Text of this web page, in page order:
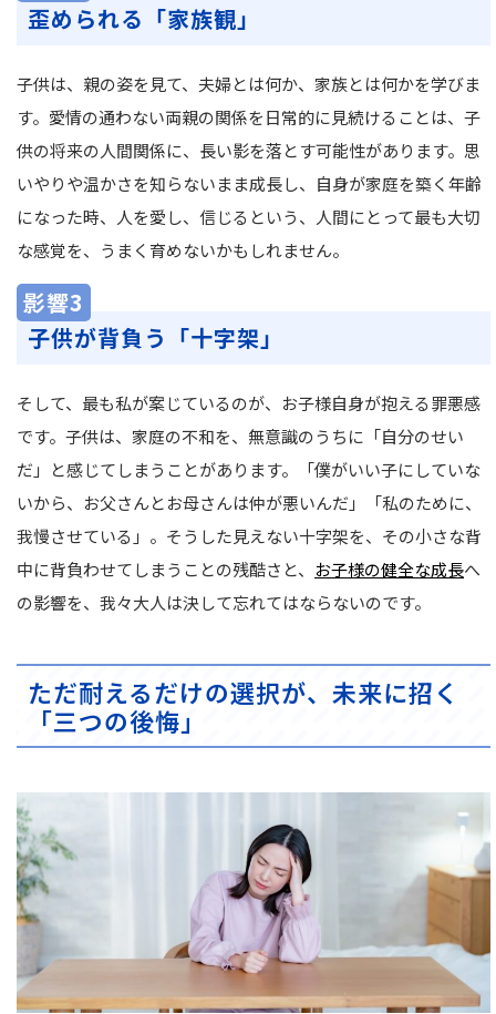
歪められる「家族観」
子供は、親の姿を見て、夫婦とは何か、家族とは何かを学びま
す。愛情の通わない両親の関係を日常的に見続けることは、子
供の将来の人間関係に、長い影を落とす可能性があります。思
いやりや温かさを知らないまま成長し、自身が家庭を築く年齢
になった時、人を愛し、信じるという、人間にとって最も大切
な感覚を、うまく育めないかもしれません。
影響3
子供が背負う「十字架」
そして、最も私が案じているのが、お子様自身が抱える罪悪感
です。子供は、家庭の不和を、無意識のうちに「自分のせい
だ」と感じてしまうことがあります。「僕がいい子にしていな
いから、お父さんとお母さんは仲が悪いんだ」「私のために、
我慢させている」。そうした見えない十字架を、その小さな背
中に背負わせてしまうことの残酷さと、 お子様の健全な成長へ
の影響を、我々大人は決して忘れてはならないのです。
ただ耐えるだけの選択が、未来に招く
「三つの後悔」